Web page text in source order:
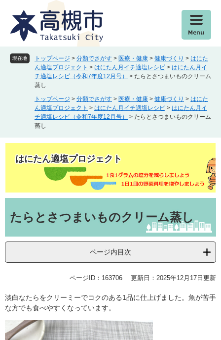
現在地 トップページ > 分類でさがす > 医療・健康 > 健康づくり > はにた
ん適塩プロジェクト > はにたん月イチ適塩レシピ > はにたん月イ
チ適塩レシピ（令和7年度12月号）
> たらとさつまいものクリーム
蒸し
トップページ > 分類でさがす > 医療・健康 > 健康づくり > はにた
ん適塩プロジェクト > はにたん月イチ適塩レシピ > はにたん月イ
チ適塩レシピ（令和7年度12月号）
> たらとさつまいものクリーム
蒸し
はにたん適塩プロジェクト
文たらとさつまいものクリーム蒸し
ページ内目次
ページID：163706 更新日：2025年12月17日更新
淡白なたらをクリーミーでコクのある1品に仕上げました。魚が苦手
な方でも食べやすくなっています。